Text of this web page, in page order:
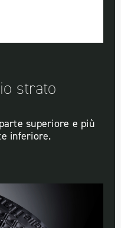
strato
superiore e più
inferiore.